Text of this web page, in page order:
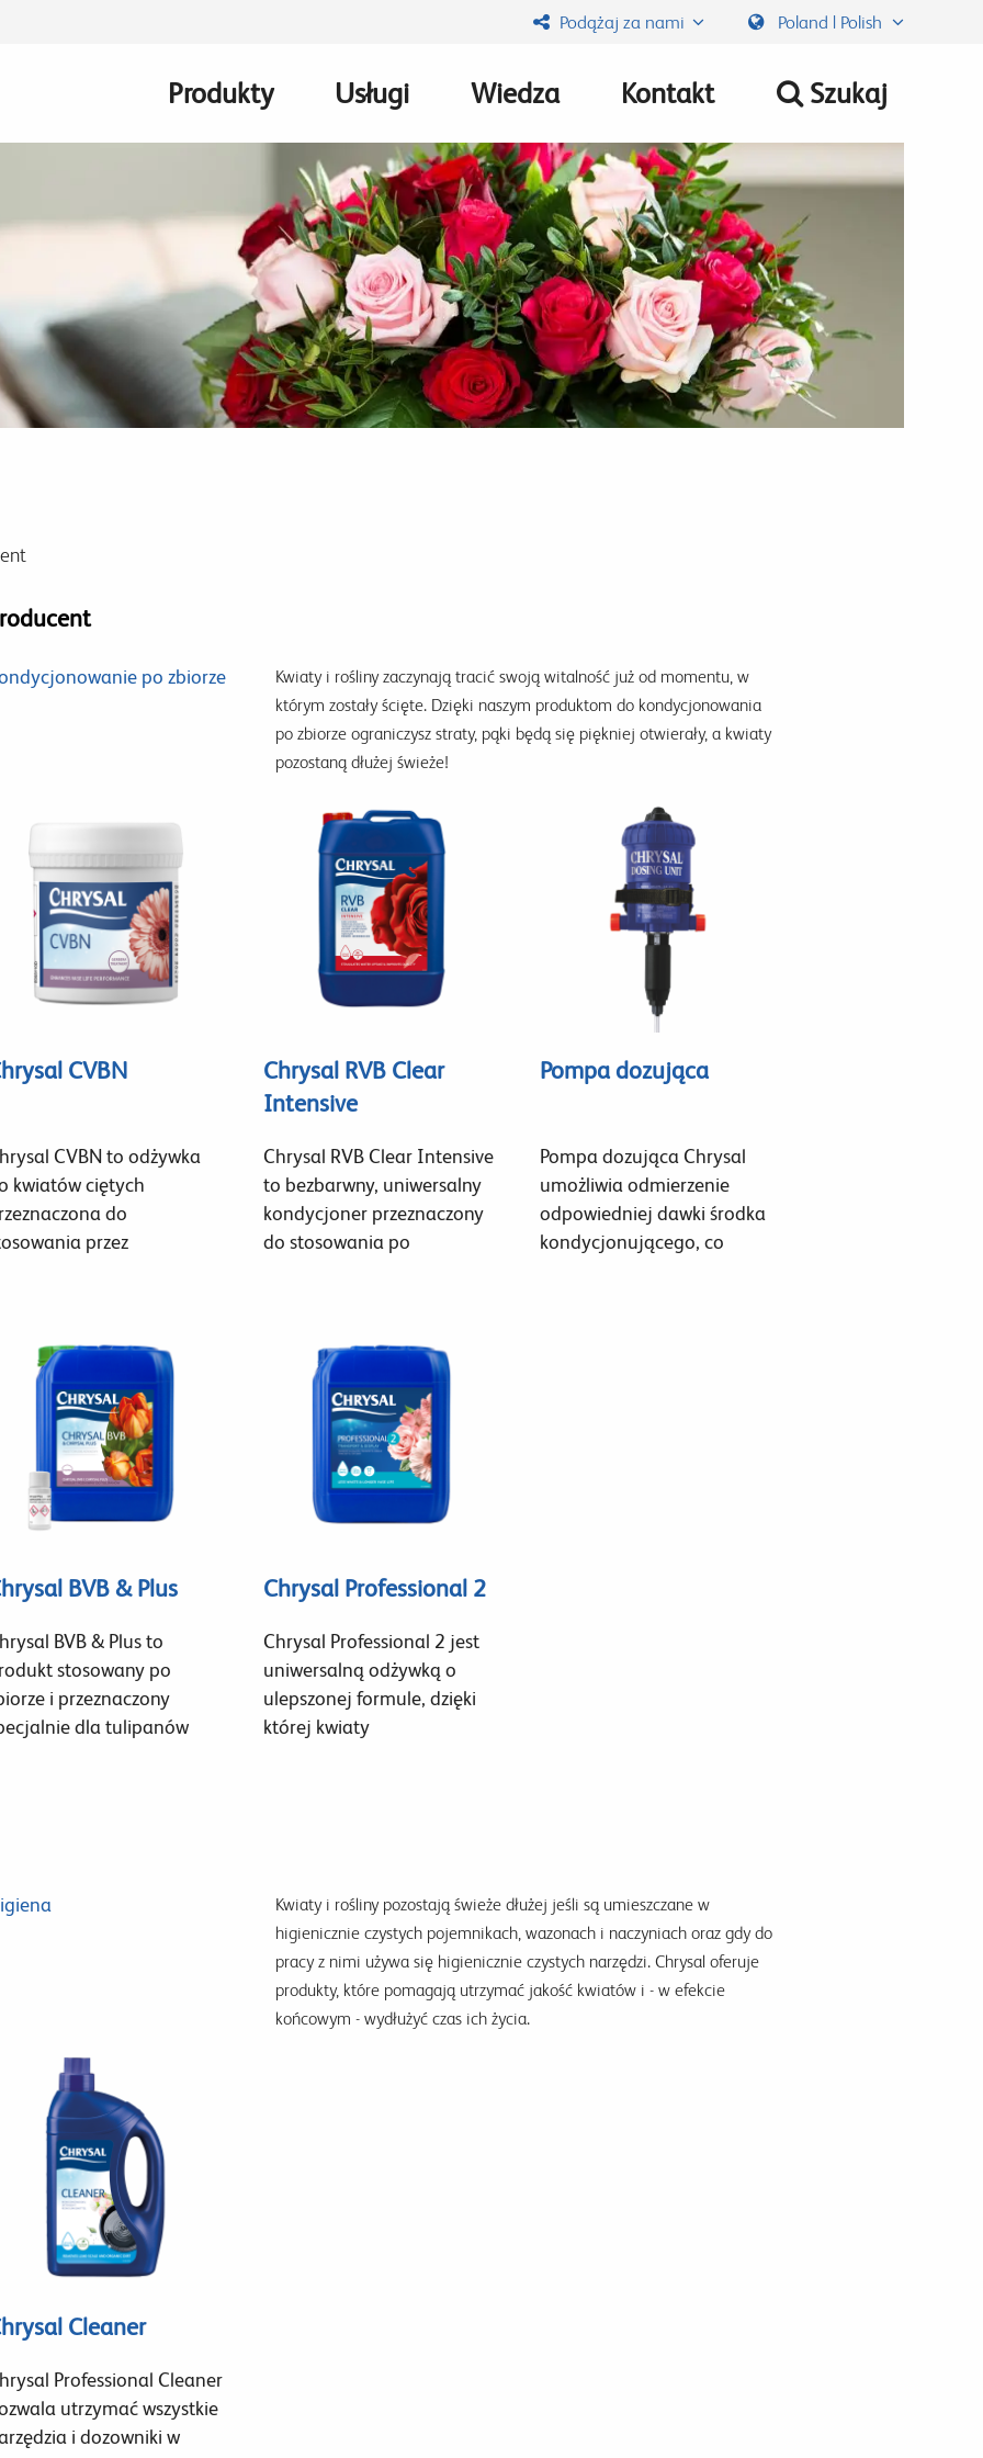
Podążaj za nami Poland | Polish
Main
Produkty Usługi Wiedza Kontakt Szukaj
po zbiorze
Kwiaty i rośliny zaczynają tracić swoją witalność już od momentu, w
którym zostały ścięte. Dzięki naszym produktom do kondycjonowania
po zbiorze ograniczysz straty, pąki będą się piękniej otwierały, a kwiaty
pozostaną dłużej świeże!
CVBN
CVBN to odżywka
kwiatów ciętych
do
przez
Chrysal RVB Clear
Intensive
Chrysal RVB Clear Intensive
to bezbarwny, uniwersalny
kondycjoner przeznaczony
do stosowania po
Pompa dozująca
Pompa dozująca Chrysal
umożliwia odmierzenie
odpowiedniej dawki środka
kondycjonującego, co
BVB & Plus
BVB & Plus to
stosowany po
i przeznaczony
dla tulipanów
Chrysal Professional 2
Chrysal Professional 2 jest
uniwersalną odżywką o
ulepszonej formule, dzięki
której kwiaty
Kwiaty i rośliny pozostają świeże dłużej jeśli są umieszczane w
higienicznie czystych pojemnikach, wazonach i naczyniach oraz gdy do
pracy z nimi używa się higienicznie czystych narzędzi. Chrysal oferuje
produkty, które pomagają utrzymać jakość kwiatów i - w efekcie
końcowym - wydłużyć czas ich życia.
Cleaner
Professional Cleaner
utrzymać wszystkie
i dozowniki w